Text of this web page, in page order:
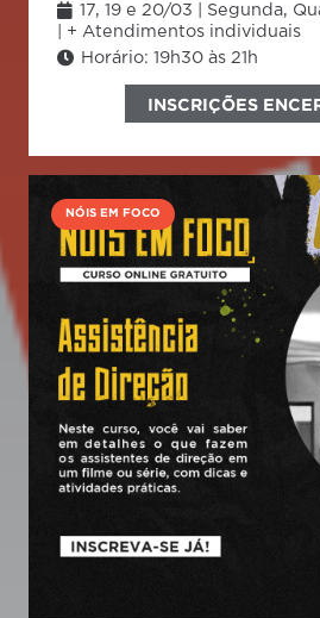
17, 19 e 20/03 | Segunda,
| + Atendimentos individuais
Horário: 19h30 às 21h
INSCRIÇÕES
NÓIS EM FOCO